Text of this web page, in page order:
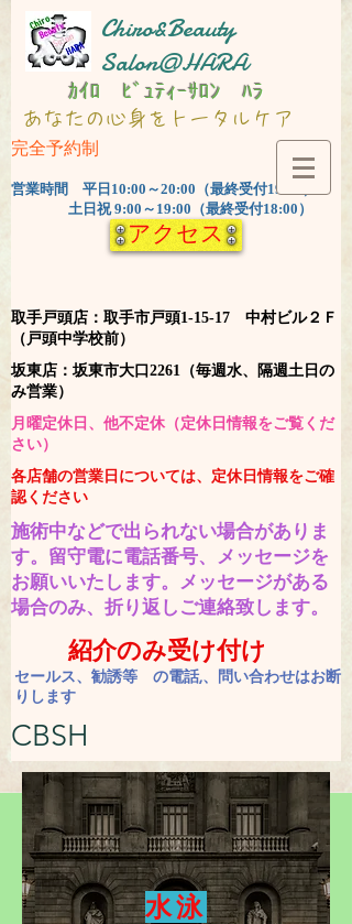
Chiro&Beauty
Salon@HARA
​あなたの心身をトータルケア
完全予約制
​営業時間 平日10:00～20:00（最終受付19:00）
土日祝 9:00～19:00（最終受付18:00）
ｶｲﾛ ﾋﾞｭﾃｨｰｻﾛﾝ ﾊﾗ
アクセス
​取手戸頭店：取手市戸頭1-15-17 中村ビル２Ｆ
（戸頭中学校前）
​坂東店：坂東市大口2261（毎週水、隔週土日の
み営業）
​月曜定休日、他不定休（定休日情報をご覧くだ
さい）
​各店舗の営業日については、定休日情報をご確
認ください
施術中などで出られない場合がありま
す。​留守電に電話番号、メッセージを
お願いいたします。 ​メッセージがある
場合のみ、折り返しご連絡致します。
紹介のみ受け付け
セールス、勧誘等 の電話,、問い合わせはお断
りします
CBSH
水泳